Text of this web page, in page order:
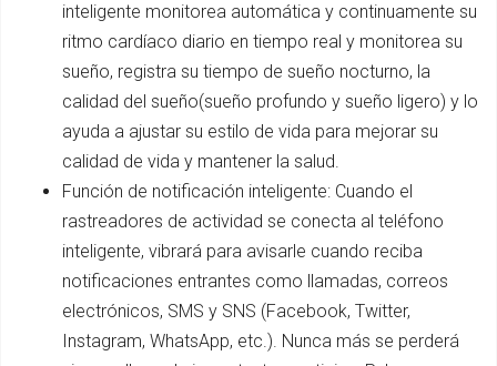
inteligente monitorea automática y continuamente su
ritmo cardíaco diario en tiempo real y monitorea su
sueño, registra su tiempo de sueño nocturno, la
calidad del sueño(sueño profundo y sueño ligero) y lo
ayuda a ajustar su estilo de vida para mejorar su
calidad de vida y mantener la salud.
Función de notificación inteligente: Cuando el
rastreadores de actividad se conecta al teléfono
inteligente, vibrará para avisarle cuando reciba
notificaciones entrantes como llamadas, correos
electrónicos, SMS y SNS (Facebook, Twitter,
Instagram, WhatsApp, etc.). Nunca más se perderá